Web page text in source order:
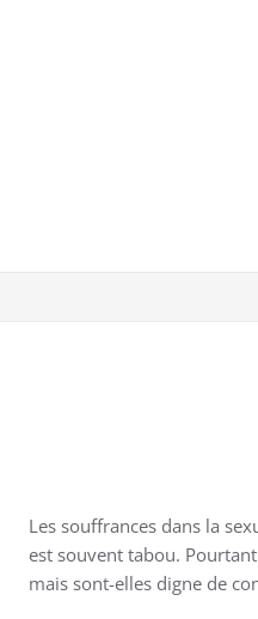
Les souffrances dans la
est souvent tabou.
mais sont-elles digne de